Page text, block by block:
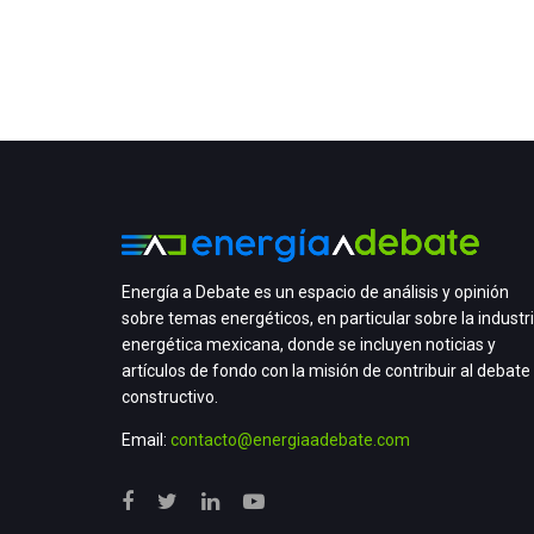
Energía a Debate es un espacio de análisis y opinión
sobre temas energéticos, en particular sobre la
energética mexicana, donde se incluyen noticias y
artículos de fondo con la misión de contribuir al debate
constructivo.
Email: contacto@energiaadebate.com